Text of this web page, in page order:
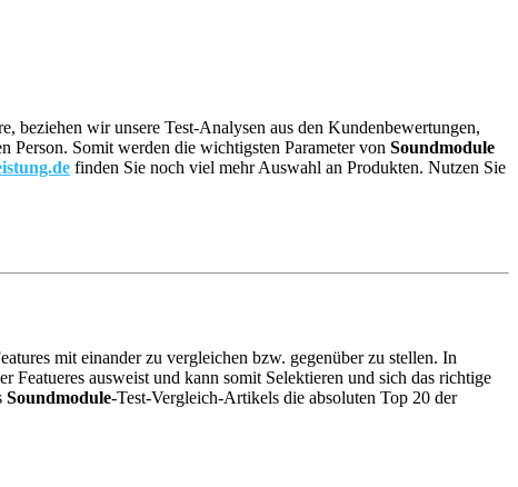
beziehen wir unsere Test-Analysen aus den Kundenbewertungen,
Person. Somit werden die wichtigsten Parameter von Soundmodule
finden Sie noch viel mehr Auswahl an Produkten. Nutzen Sie
mit einander zu vergleichen bzw. gegenüber zu stellen. In
Featueres ausweist und kann somit Selektieren und sich das richtige
Soundmodule-Test-Vergleich-Artikels die absoluten Top 20 der